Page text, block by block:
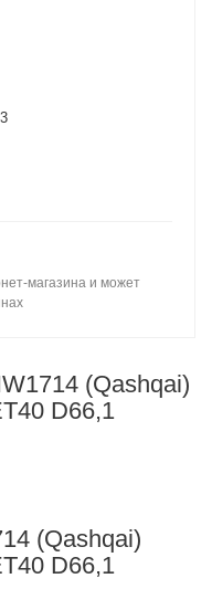
магазина и может
(Qashqai)
D66,1
(Qashqai)
D66,1